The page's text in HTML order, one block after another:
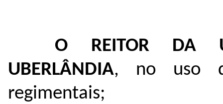
O REITOR DA
UBERLÂNDIA, no uso
regimentais;